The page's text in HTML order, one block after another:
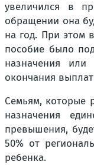
увеличился в
обращении она
на год. При этом
пособие было
назначения
окончания
Семьям, которые
назначения
превышения,
50% от
ребенка.